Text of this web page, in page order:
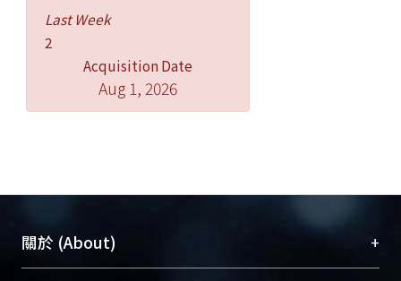
Last Week
2
Acquisition Date
Aug 1, 2026
關於 (About) +